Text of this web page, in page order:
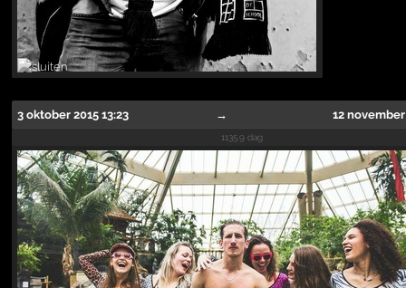
3 oktober 2015 13:23 → 12 november
1135.9 dag